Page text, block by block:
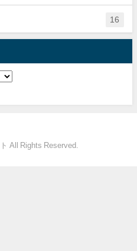
16
All Rights Reserved.